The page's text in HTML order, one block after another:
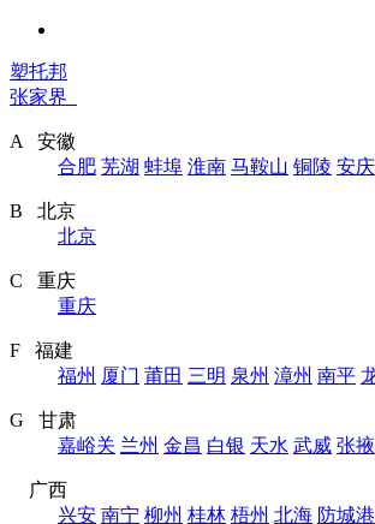
塑托邦
张家界
A 安徽
合肥 芜湖 蚌埠 淮南 马鞍山 铜陵 安庆
B 北京
北京
C 重庆
重庆
F 福建
福州 厦门 莆田 三明 泉州 漳州 南平
G 甘肃
嘉峪关 兰州 金昌 白银 天水 武威 张掖
广西
兴安 南宁 柳州 桂林 梧州 北海 防城港